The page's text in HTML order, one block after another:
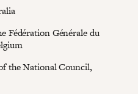
Fédération Générale du
the National Council,